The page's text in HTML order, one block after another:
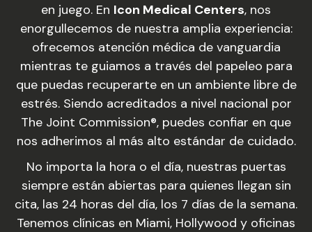
en juego. En Icon Medical Centers, nos
enorgullecemos de nuestra amplia experiencia:
ofrecemos atención médica de vanguardia
mientras te guiamos a través del papeleo para
que puedas recuperarte en un ambiente libre de
estrés. Siendo acreditados a nivel nacional por
The Joint Commission®, puedes confiar en que
nos adherimos al más alto estándar de cuidado.
No importa la hora o el día, nuestras puertas
siempre están abiertas para quienes llegan sin
cita, las 24 horas del día, los 7 días de la semana.
Tenemos clínicas en Miami, Hollywood y oficinas